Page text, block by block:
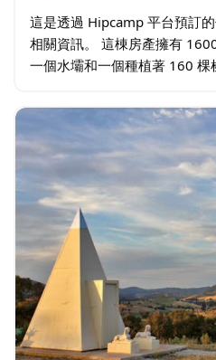
這是透過 Hipcamp 平台預訂
相關資訊。 這棟房產擁有
一個水壩和一個種植著 160
樹林景觀…